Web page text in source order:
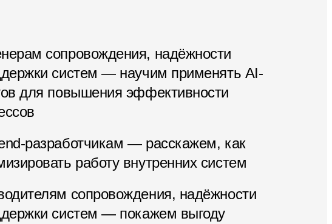
сопровождения, надёжности
систем — научим применять AI-
для повышения эффективности
разработчикам — расскажем, как
работу внутренних систем
сопровождения, надёжности
систем — покажем выгоду